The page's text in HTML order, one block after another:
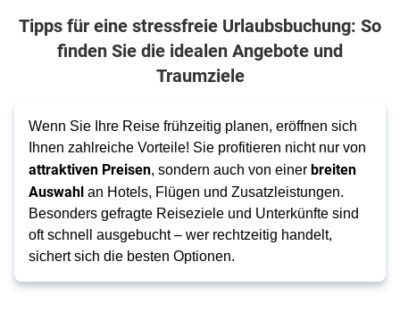
Tipps für eine stressfreie Urlaubsbuchung: So
finden Sie die idealen Angebote und
Traumziele
Wenn Sie Ihre Reise frühzeitig planen, eröffnen sich
Ihnen zahlreiche Vorteile! Sie profitieren nicht nur von
attraktiven Preisen, sondern auch von einer breiten
Auswahl an Hotels, Flügen und Zusatzleistungen.
Besonders gefragte Reiseziele und Unterkünfte sind
oft schnell ausgebucht – wer rechtzeitig handelt,
sichert sich die besten Optionen.